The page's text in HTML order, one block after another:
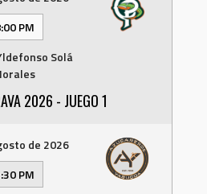
PM
Solá
2026 - JUEGO 1
de 2026
PM